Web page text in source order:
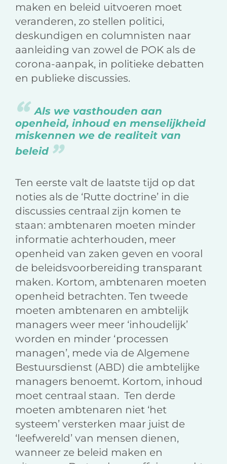
maken en beleid uitvoeren moet
veranderen, zo stellen politici,
deskundigen en columnisten naar
aanleiding van zowel de POK als de
corona-aanpak, in politieke debatten
en publieke discussies.
Als we vasthouden aan
openheid, inhoud en menselijkheid
miskennen we de realiteit van
beleid
Ten eerste valt de laatste tijd op dat
noties als de ‘Rutte doctrine’ in die
discussies centraal zijn komen te
staan: ambtenaren moeten minder
informatie achterhouden, meer
openheid van zaken geven en vooral
de beleidsvoorbereiding transparant
maken. Kortom, ambtenaren moeten
openheid betrachten. Ten tweede
moeten ambtenaren en ambtelijk
managers weer meer ‘inhoudelijk’
worden en minder ‘processen
managen’, mede via de Algemene
Bestuursdienst (ABD) die ambtelijke
managers benoemt. Kortom, inhoud
moet centraal staan. Ten derde
moeten ambtenaren niet ‘het
systeem’ versterken maar juist de
‘leefwereld’ van mensen dienen,
wanneer ze beleid maken en